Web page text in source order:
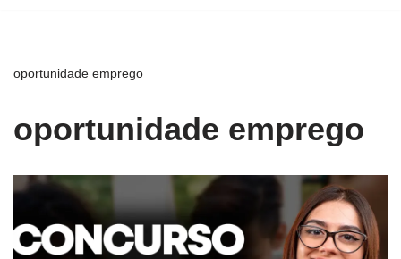
oportunidade emprego
oportunidade emprego